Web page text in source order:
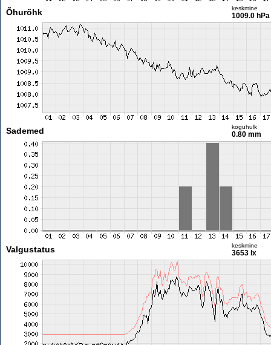
Õhurõhk keskmine
1009.0 hPa
Sademed koguhulk
0.80 mm
Valgustatus keskmine
3653 lx